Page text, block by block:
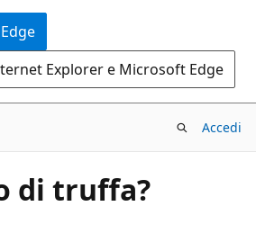
Explorer e Microsoft Edge
Accedi
di truffa?